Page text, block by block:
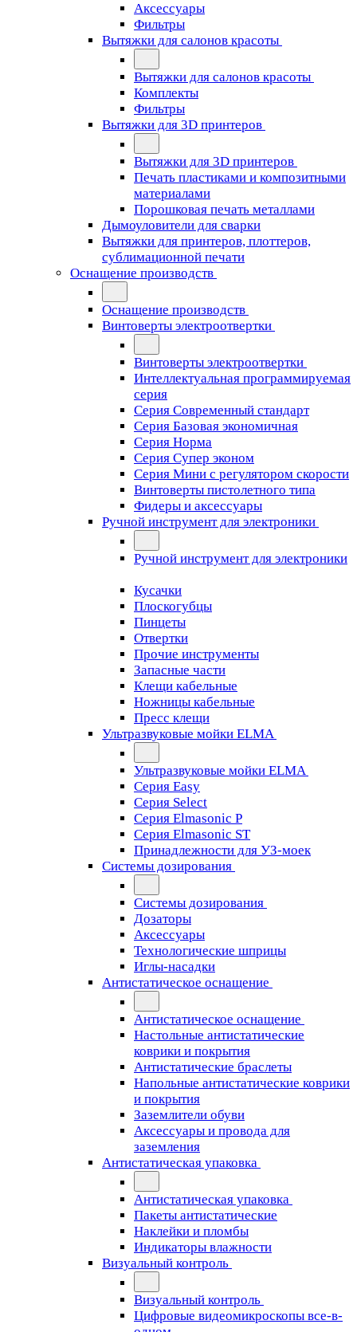
Аксессуары
Фильтры
Вытяжки для салонов красоты
Вытяжки для салонов красоты
Комплекты
Фильтры
Вытяжки для 3D принтеров
Вытяжки для 3D принтеров
Печать пластиками и композитными
материалами
Порошковая печать металлами
Дымоуловители для сварки
Вытяжки для принтеров, плоттеров,
сублимационной печати
Оснащение производств
Оснащение производств
Винтоверты электроотвертки
Винтоверты электроотвертки
Интеллектуальная программируемая
серия
Серия Современный стандарт
Серия Базовая экономичная
Серия Норма
Серия Cупер эконом
Серия Мини с регулятором скорости
Винтоверты пистолетного типа
Фидеры и аксессуары
Ручной инструмент для электроники
Ручной инструмент для электроники
Кусачки
Плоскогубцы
Пинцеты
Отвертки
Прочие инструменты
Запасные части
Клещи кабельные
Ножницы кабельные
Пресс клещи
Ультразвуковые мойки ELMA
Ультразвуковые мойки ELMA
Серия Easy
Серия Select
Серия Elmasonic P
Серия Elmasonic ST
Принадлежности для УЗ-моек
Системы дозирования
Системы дозирования
Дозаторы
Аксессуары
Технологические шприцы
Иглы-насадки
Антистатическое оснащение
Антистатическое оснащение
Настольные антистатические
коврики и покрытия
Антистатические браслеты
Напольные антистатические коврики
и покрытия
Заземлители обуви
Аксессуары и провода для
заземления
Антистатическая упаковка
Антистатическая упаковка
Пакеты антистатические
Наклейки и пломбы
Индикаторы влажности
Визуальный контроль
Визуальный контроль
Цифровые видеомикроскопы все-в-